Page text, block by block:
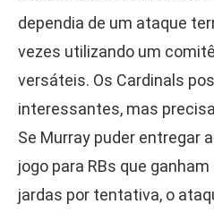
dependia de um ataque
vezes utilizando um
versáteis. Os Cardinals
interessantes, mas
Se Murray puder entregar
jogo para RBs que
jardas por tentativa, o